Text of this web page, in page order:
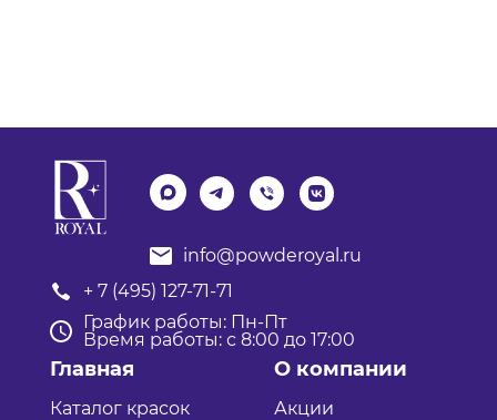
info@powderoyal.ru
+ 7 (495) 127-71-71
График работы: Пн-Пт
Время работы: с 8:00 до 17:00
Главная
Каталог красок
О компании
Акции